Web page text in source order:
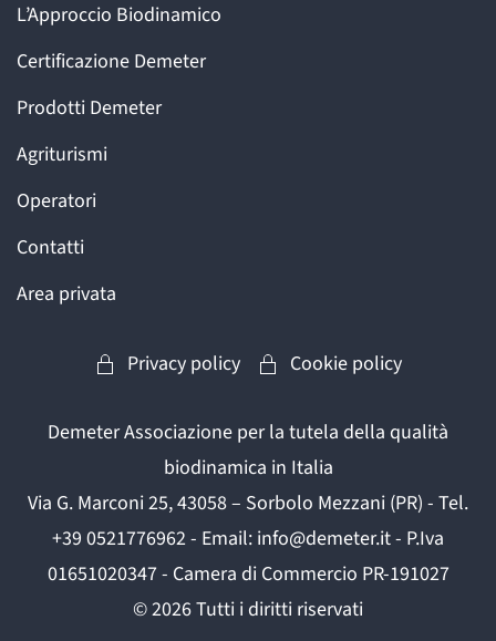
L’Approccio Biodinamico
Certificazione Demeter
Prodotti Demeter
Agriturismi
Operatori
Contatti
Area privata
Privacy policy Cookie policy
Demeter Associazione per la tutela della qualità
biodinamica in Italia
Via G. Marconi 25, 43058 – Sorbolo Mezzani (PR) - Tel.
+39 0521776962 - Email: info@demeter.it - P.Iva
01651020347 - Camera di Commercio PR-191027
©2026Tutti i diritti riservati